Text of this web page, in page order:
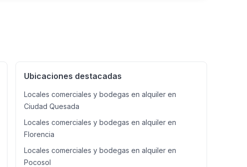
Ubicaciones destacadas
Locales comerciales y bodegas en alquiler en
Ciudad Quesada
Locales comerciales y bodegas en alquiler en
Florencia
Locales comerciales y bodegas en alquiler en
Pocosol